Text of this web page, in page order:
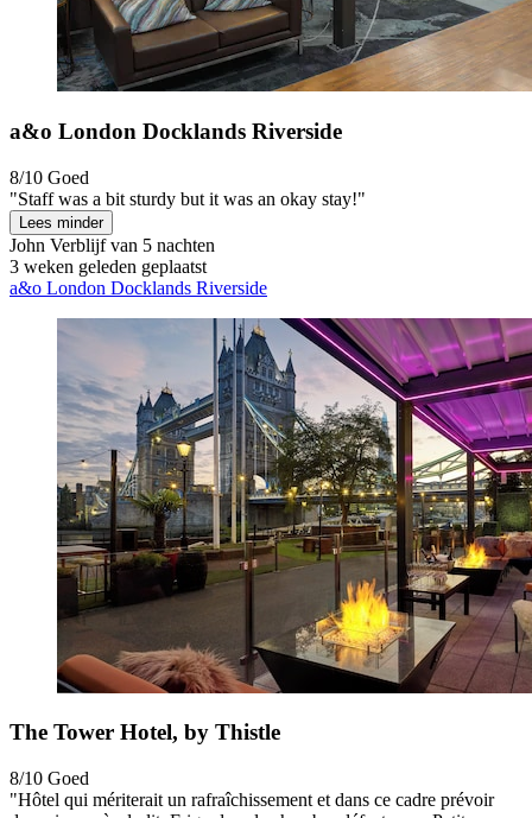
a&o London Docklands Riverside
8/10 Goed
"Staff was a bit sturdy but it was an okay stay!"
Lees minder
John Verblijf van 5 nachten
3 weken geleden geplaatst
a&o London Docklands Riverside
The Tower Hotel, by Thistle
8/10 Goed
"Hôtel qui mériterait un rafraîchissement et dans ce cadre prévoir